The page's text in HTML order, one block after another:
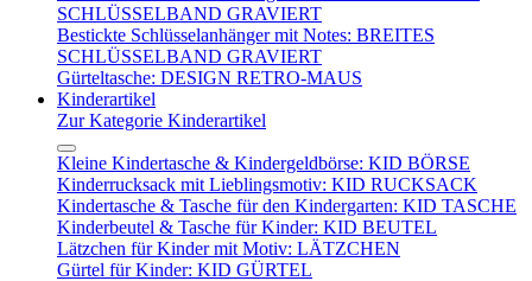
SCHLÜSSELBAND GRAVIERT
Bestickte Schlüsselanhänger mit Notes: BREITES
SCHLÜSSELBAND GRAVIERT
Gürteltasche: DESIGN RETRO-MAUS
Kinderartikel
Zur Kategorie Kinderartikel
Kleine Kindertasche & Kindergeldbörse: KID BÖRSE
Kinderrucksack mit Lieblingsmotiv: KID RUCKSACK
Kindertasche & Tasche für den Kindergarten: KID TASCHE
Kinderbeutel & Tasche für Kinder: KID BEUTEL
Lätzchen für Kinder mit Motiv: LÄTZCHEN
Gürtel für Kinder: KID GÜRTEL